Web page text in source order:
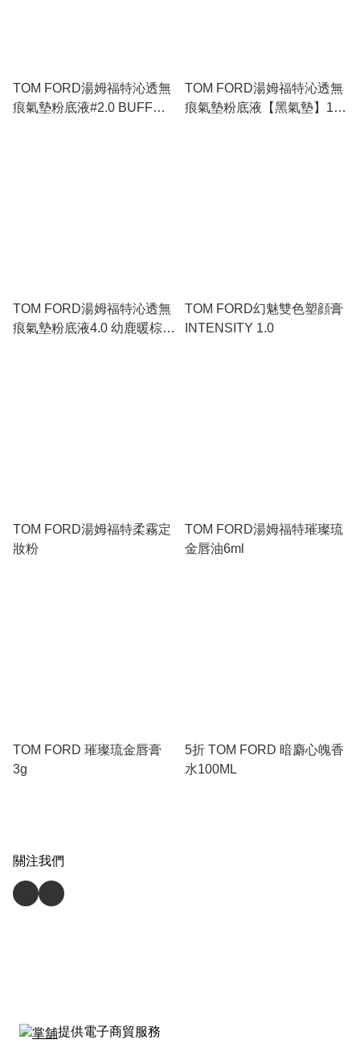
TOM FORD湯姆福特沁透無
痕氣墊粉底液#2.0 BUFF
TOM FORD湯姆福特沁透無
痕氣墊粉底液【黑氣墊】1.4
TOM FORD湯姆福特沁透無
痕氣墊粉底液4.0 幼鹿暖棕
TOM FORD幻魅雙色塑顔膏
INTENSITY 1.0
TOM FORD湯姆福特柔霧定
妝粉
TOM FORD湯姆福特璀璨琉
金唇油6ml
TOM FORD 璀璨琉金唇膏
3g
5折 TOM FORD 暗麝心魄香
水100ML
關注我們
提供電子商貿服務